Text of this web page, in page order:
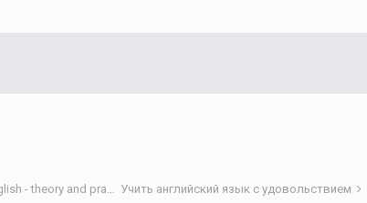
Теория и практика обучения английскому языку/Teaching English - theory and practice Учить английский язык с удовольствием